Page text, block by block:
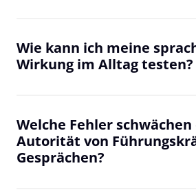
Mitarbeiter sowie Stakeholder
nur zu informieren.
Wie kann ich meine
Wirkung im Alltag testen?
vergleiche Selbst- und Fremdbild.
deine Botschaften klar und
Welche Fehler schwächen
Autorität von
Gesprächen?